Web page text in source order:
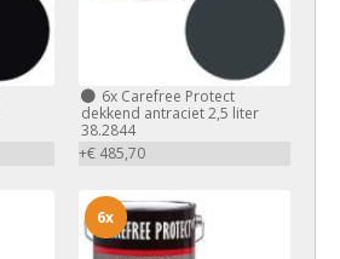
6xCarefree Protect
dekkend antraciet 2,5 liter
38.2844
+€ 485,70
6x